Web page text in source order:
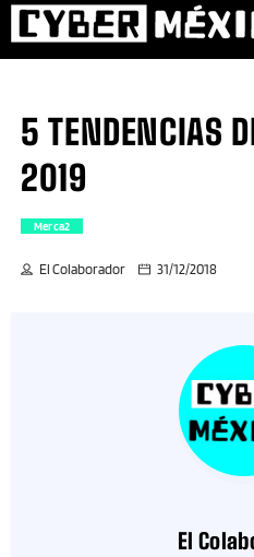
5 TENDENCIAS
2019
Merca2
El Colaborador 31/12/2018
El